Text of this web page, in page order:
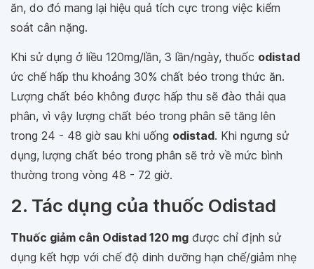
ăn, do đó mang lại hiệu quả tích cực trong việc kiểm
soát cân nặng.
Khi sử dụng ở liều 120mg/lần, 3 lần/ngày, thuốc odistad
ức chế hấp thu khoảng 30% chất béo trong thức ăn.
Lượng chất béo không được hấp thu sẽ đào thải qua
phân, vì vậy lượng chất béo trong phân sẽ tăng lên
trong 24 - 48 giờ sau khi uống odistad. Khi ngưng sử
dụng, lượng chất béo trong phân sẽ trở về mức bình
thường trong vòng 48 - 72 giờ.
2. Tác dụng của thuốc Odistad
Thuốc giảm cân Odistad 120 mg được chỉ định sử
dụng kết hợp với chế độ dinh dưỡng hạn chế/giảm nhẹ